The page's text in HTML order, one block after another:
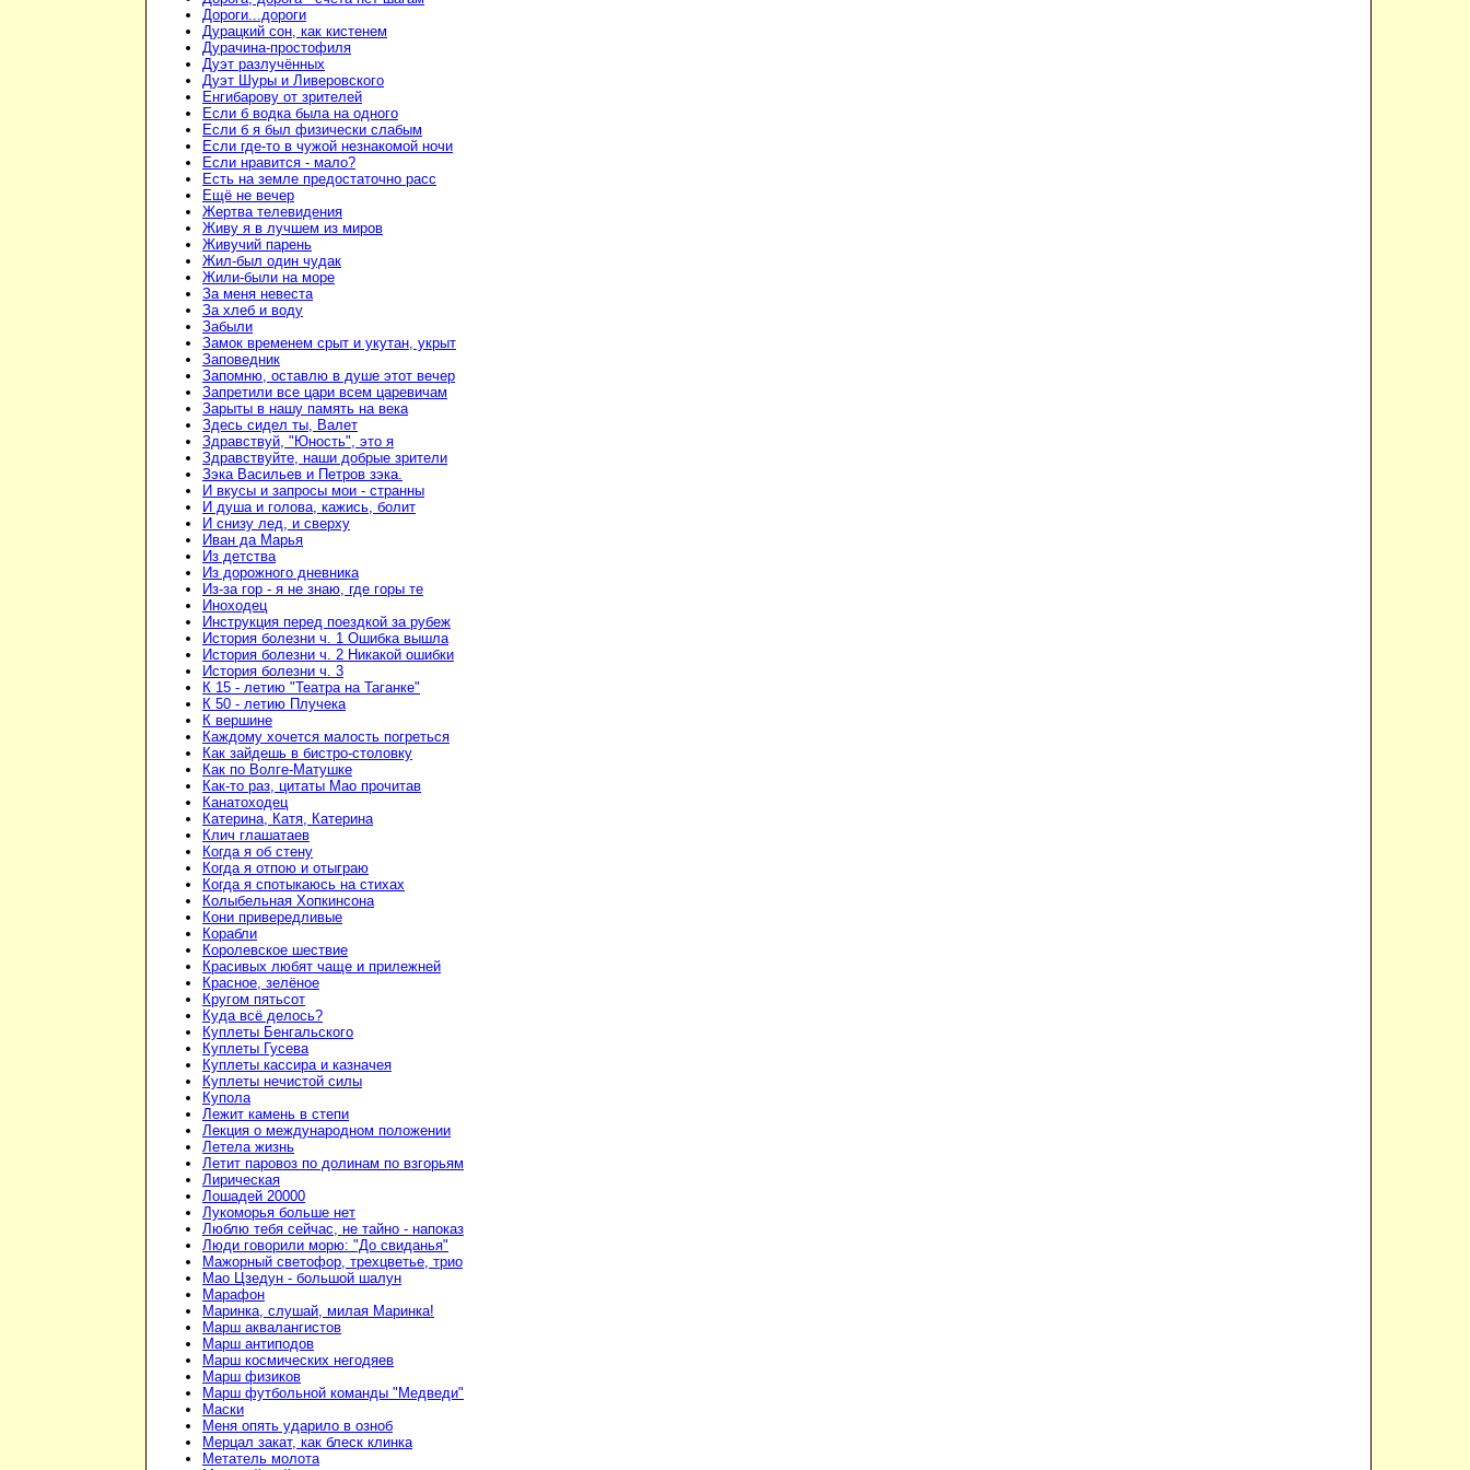
Дороги...дороги
Дурацкий сон, как кистенем
Дурачина-простофиля
Дуэт разлучённых
Дуэт Шуры и Ливеровского
Енгибарову от зрителей
Если б водка была на одного
Если б я был физически слабым
Если где-то в чужой незнакомой ночи
Если нравится - мало?
Есть на земле предостаточно расс
Ещё не вечер
Жертва телевидения
Живу я в лучшем из миров
Живучий парень
Жил-был один чудак
Жили-были на море
За меня невеста
За хлеб и воду
Забыли
Замок временем срыт и укутан, укрыт
Заповедник
Запомню, оставлю в душе этот вечер
Запретили все цари всем царевичам
Зарыты в нашу память на века
Здесь сидел ты, Валет
Здравствуй, "Юность", это я
Здравствуйте, наши добрые зрители
Зэка Васильев и Петров зэка.
И вкусы и запросы мои - странны
И душа и голова, кажись, болит
И снизу лед, и сверху
Иван да Марья
Из детства
Из дорожного дневника
Из-за гор - я не знаю, где горы те
Иноходец
Инструкция перед поездкой за рубеж
История болезни ч. 1 Ошибка вышла
История болезни ч. 2 Никакой ошибки
История болезни ч. 3
К 15 - летию "Театра на Таганке"
К 50 - летию Плучека
К вершине
Каждому хочется малость погреться
Как зайдешь в бистро-столовку
Как по Волге-Матушке
Как-то раз, цитаты Мао прочитав
Канатоходец
Катерина, Катя, Катерина
Клич глашатаев
Когда я об стену
Когда я отпою и отыграю
Когда я спотыкаюсь на стихах
Колыбельная Хопкинсона
Кони привередливые
Корабли
Королевское шествие
Красивых любят чаще и прилежней
Красное, зелёное
Кругом пятьсот
Куда всё делось?
Куплеты Бенгальского
Куплеты Гусева
Куплеты кассира и казначея
Куплеты нечистой силы
Купола
Лежит камень в степи
Лекция о международном положении
Летела жизнь
Летит паровоз по долинам по взгорьям
Лирическая
Лошадей 20000
Лукоморья больше нет
Люблю тебя сейчас, не тайно - напоказ
Люди говорили морю: "До свиданья"
Мажорный светофор, трехцветье, трио
Мао Цзедун - большой шалун
Марафон
Маринка, слушай, милая Маринка!
Марш аквалангистов
Марш антиподов
Марш космических негодяев
Марш физиков
Марш футбольной команды "Медведи"
Маски
Меня опять ударило в озноб
Мерцал закат, как блеск клинка
Метатель молота